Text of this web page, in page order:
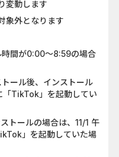
変動します
象外となります
時間が0:00〜8:59の場合
ル後、インストール
「TikTok」を起動してい
ールの場合は、11/1 午
」を起動していた場